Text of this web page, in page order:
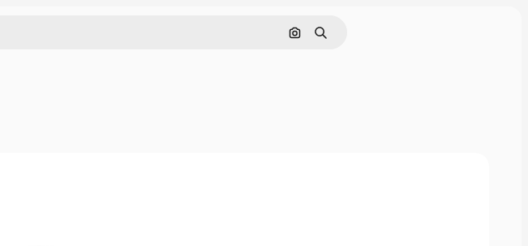
Görüntüyle ara
Aramak